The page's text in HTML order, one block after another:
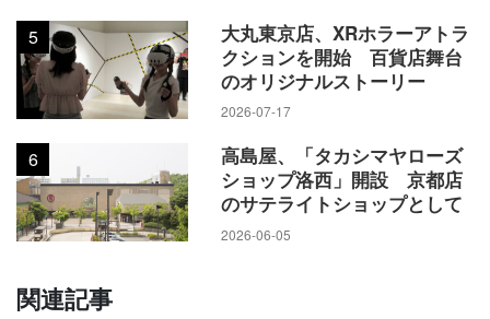
5
大丸東京店、XRホラーアトラ
クションを開始 百貨店舞台
のオリジナルストーリー
2026-07-17
6
高島屋、「タカシマヤローズ
ショップ洛西」開設 京都店
のサテライトショップとして
2026-06-05
関連記事